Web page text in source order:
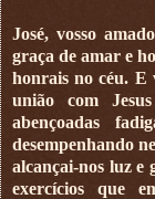
José, vosso
graça de amar e
honrais no céu. E
união com
abençoadas
desempenhando
alcançai-nos luz e
exercícios que